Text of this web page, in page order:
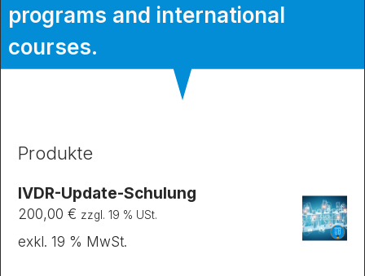
programs and international
courses.
Produkte
IVDR-Update-Schulung
200,00 € zzgl. 19 % USt.
exkl. 19 % MwSt.